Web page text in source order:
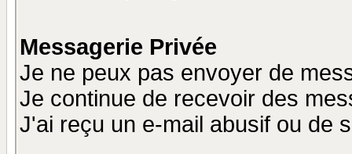
Messagerie Privée
Je ne peux pas envoyer de
Je continue de recevoir des
J'ai reçu un e-mail abusif ou de